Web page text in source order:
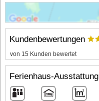
Kundenbewertungen
von 15 Kunden bewertet
Ferienhaus-Ausstattung